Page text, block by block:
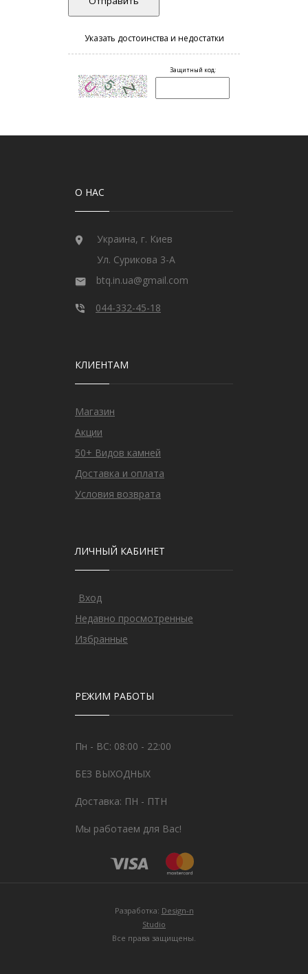
О НАС
Украина, г. Киев
Ул. Сурикова 3-А
btq.in.ua@gmail.com
044-332-45-18
КЛИЕНТАМ
Магазин
Акции
50+ Видов камней
Доставка и оплата
Условия возврата
ЛИЧНЫЙ КАБИНЕТ
Вход
Недавно просмотренные
Избранные
РЕЖИМ РАБОТЫ
Пн - ВС: 08:00 - 22:00
БЕЗ ВЫХОДНЫХ
Доставка: ПН - ПТН
Мы работаем для Вас!
Разработка: Design-n
Studio
Все права защищены.